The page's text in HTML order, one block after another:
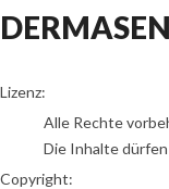
go to media item
Lizenz:
Alle Rechte
Die Inhalte
Copyright: